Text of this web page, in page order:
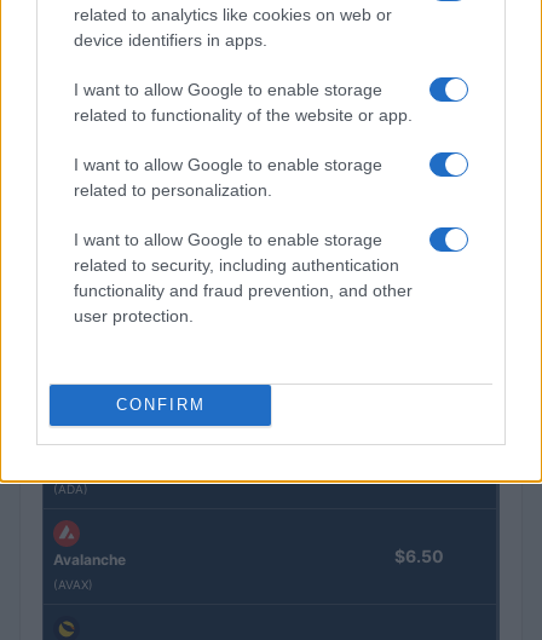
related to analytics like cookies on web or
device identifiers in apps.
I want to allow Google to enable storage
related to functionality of the website or app.
I want to allow Google to enable storage
related to personalization.
I want to allow Google to enable storage
related to security, including authentication
functionality and fraud prevention, and other
user protection.
CONFIRM
(BTC)
Ethereum $1,925.05
$608.31
XRP
(XRP)
$1.04
(ADA)
Avalanche
(AVAX)
$6.50